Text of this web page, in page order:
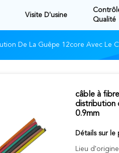
Visite D'usine
Qualité
De La Guêpe 12core Avec Le
câble à
distribution
0.9mm
Détails sur le
Lieu